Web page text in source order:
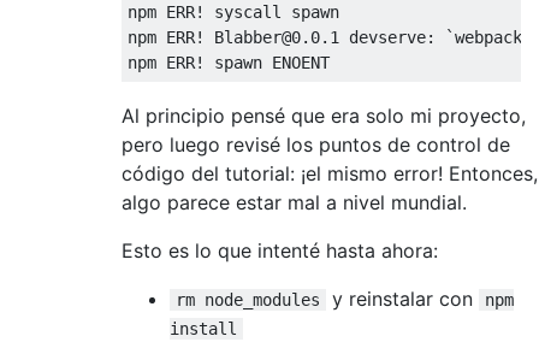
npm ERR!
syscall spawn
npm ERR! Blabber@0. 0.1 devserve: `webpack
npm ERR! spawn ENOENT
Al principio pensé que era solo mi proyecto,
pero luego revisé los puntos de control de
código del tutorial: ¡el mismo error! Entonces,
algo parece estar mal a nivel mundial.
Esto es lo que intenté hasta ahora:
rm node_modules y reinstalar con
npm
install